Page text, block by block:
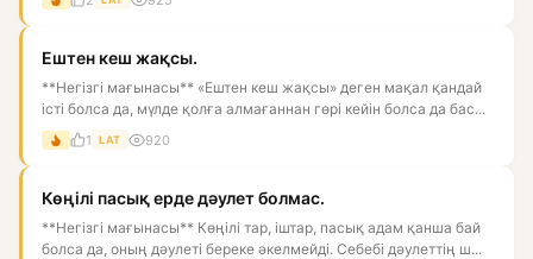
Ештен кеш жақсы.
**Негізгі мағынасы** «Ештен кеш жақсы» деген мақал қандай
істі болса да, мүлде қолға алмағаннан гөрі кейін болса да бас...
1 LAT 920
Көңілі пасық ерде дәулет болмас.
**Негізгі мағынасы** Көңілі тар, іштар, пасық адам қанша бай
болса да, оның дәулеті береке әкелмейді. Себебі дәулеттің ш...